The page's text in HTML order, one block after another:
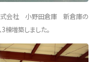
式会社 小野田倉庫 新倉庫の
棟増築しました。